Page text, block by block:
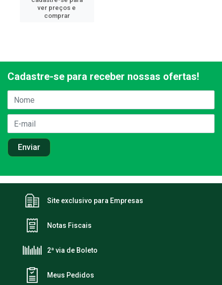
ver preços e
comprar
Cadastre-se para receber nossas ofertas!
Site exclusivo para Empresas
Notas Fiscais
2ª via de Boleto
Meus Pedidos